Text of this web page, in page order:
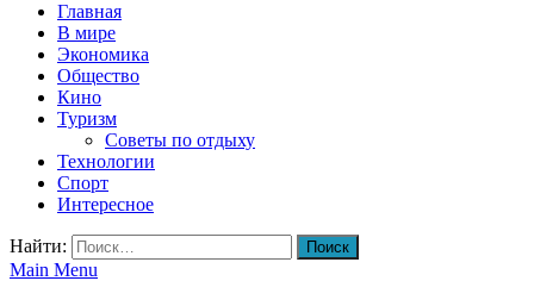
Главная
В мире
Экономика
Общество
Кино
Туризм
Советы по отдыху
Технологии
Спорт
Интересное
Найти:
Main Menu